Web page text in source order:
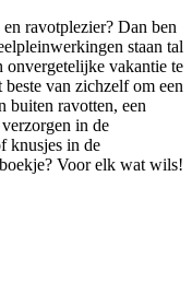
ravotplezier? Dan ben
staan tal
onvergetelijke vakantie te
van zichzelf om een
buiten ravotten, een
in de
knusjes in de
Voor elk wat wils!